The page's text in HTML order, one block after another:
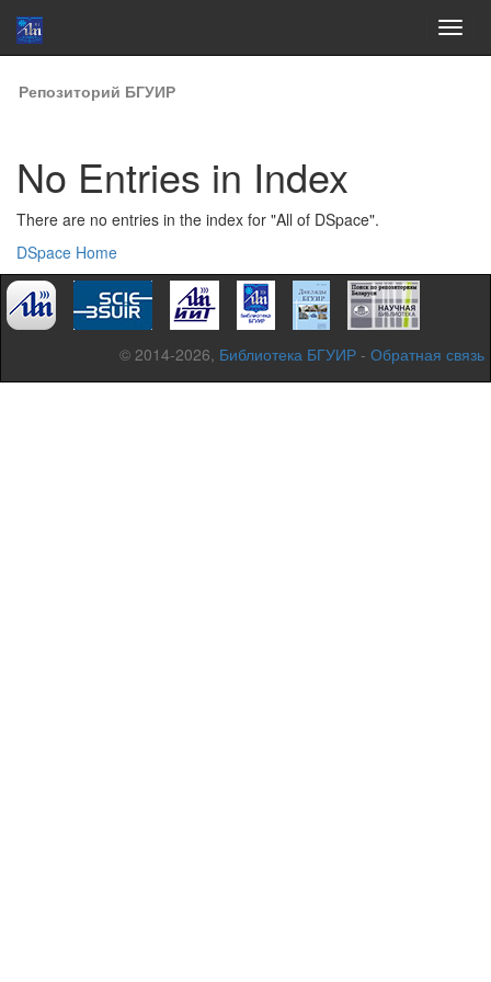
Skip
navigation
Репозиторий БГУИР
No Entries in Index
There are no entries in the index for "All of DSpace".
DSpace Home
© 2014-2026, Библиотека БГУИР - Обратная связь